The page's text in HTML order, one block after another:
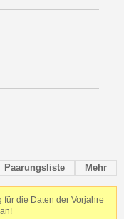
Paarungsliste Mehr
die Daten der Vorjahre